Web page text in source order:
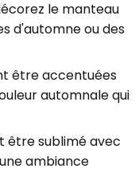
le manteau
d'automne ou des
être accentuées
automnale qui
être sublimé avec
ambiance